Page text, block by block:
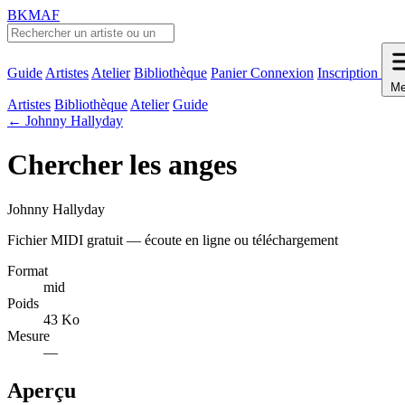
BKMAF
Guide Artistes Atelier Bibliothèque PanierConnexion Inscription
Artistes Bibliothèque Atelier Guide
← Johnny Hallyday
Chercher les anges
Johnny Hallyday
Fichier MIDI gratuit — écoute en ligne ou téléchargement
Format
mid
Poids
43 Ko
Mesure
—
Aperçu